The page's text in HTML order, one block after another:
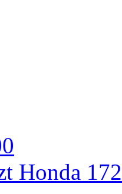
Honda